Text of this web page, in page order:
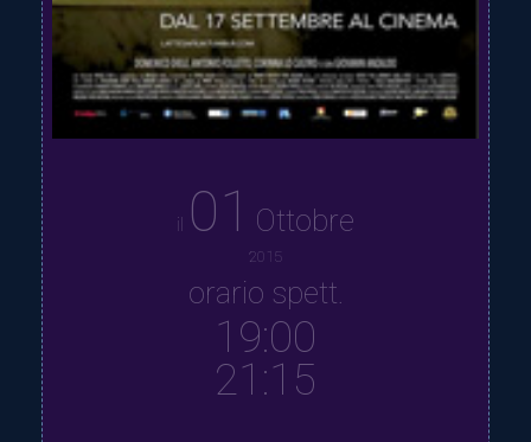
Trasparenza
il 01 Ottobre
2015
orario spett.
19:00
21:15